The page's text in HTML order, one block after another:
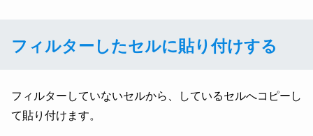
フィルターしたセルに貼り付けする
フィルターしていないセルから、しているセルへコピーし
て貼り付けます。